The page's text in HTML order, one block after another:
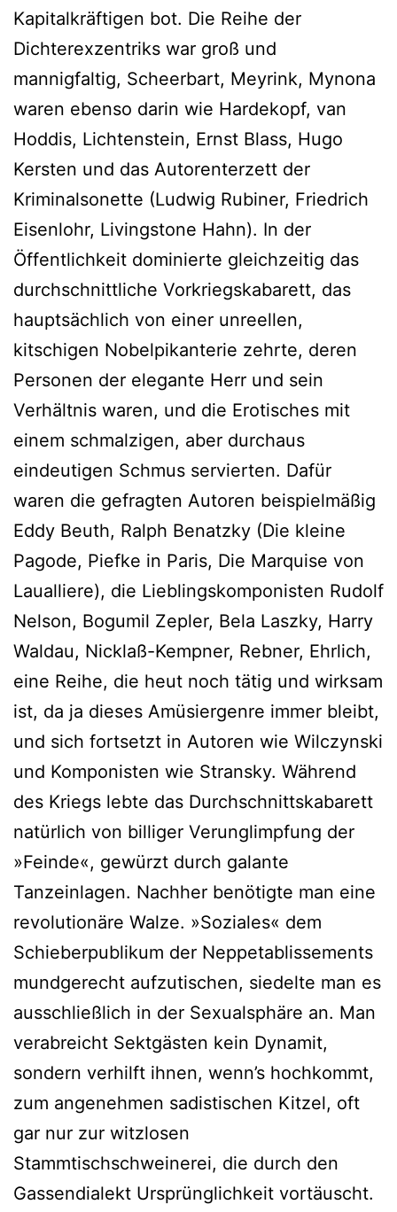
Kapitalkräftigen bot. Die Reihe der
Dichterexzentriks war groß und
mannigfaltig, Scheerbart, Meyrink, Mynona
waren ebenso darin wie Hardekopf, van
Hoddis, Lichtenstein, Ernst Blass, Hugo
Kersten und das Autorenterzett der
Kriminalsonette (Ludwig Rubiner, Friedrich
Eisenlohr, Livingstone Hahn). In der
Öffentlichkeit dominierte gleichzeitig das
durchschnittliche Vorkriegskabarett, das
hauptsächlich von einer unreellen,
kitschigen Nobelpikanterie zehrte, deren
Personen der elegante Herr und sein
Verhältnis waren, und die Erotisches mit
einem schmalzigen, aber durchaus
eindeutigen Schmus servierten. Dafür
waren die gefragten Autoren beispielmäßig
Eddy Beuth, Ralph Benatzky (Die kleine
Pagode, Piefke in Paris, Die Marquise von
Laualliere), die Lieblingskomponisten Rudolf
Nelson, Bogumil Zepler, Bela Laszky, Harry
Waldau, Nicklaß-Kempner, Rebner, Ehrlich,
eine Reihe, die heut noch tätig und wirksam
ist, da ja dieses Amüsiergenre immer bleibt,
und sich fortsetzt in Autoren wie Wilczynski
und Komponisten wie Stransky. Während
des Kriegs lebte das Durchschnittskabarett
natürlich von billiger Verunglimpfung der
»Feinde«, gewürzt durch galante
Tanzeinlagen. Nachher benötigte man eine
revolutionäre Walze. »Soziales« dem
Schieberpublikum der Neppetablissements
mundgerecht aufzutischen, siedelte man es
ausschließlich in der Sexualsphäre an. Man
verabreicht Sektgästen kein Dynamit,
sondern verhilft ihnen, wenn’s hochkommt,
zum angenehmen sadistischen Kitzel, oft
gar nur zur witzlosen
Stammtischschweinerei, die durch den
Gassendialekt Ursprünglichkeit vortäuscht.